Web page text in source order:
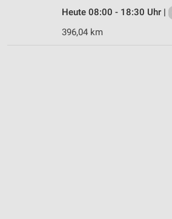
Heute 08:00 - 18:30 Uhr |
396,04 km